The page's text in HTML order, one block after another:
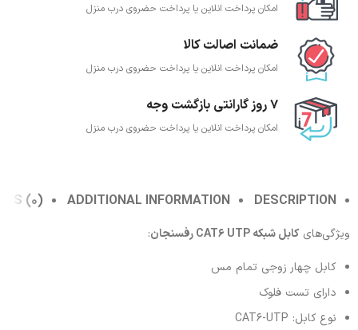
امکان پرداخت انلاین یا پرداخت حضروی درب منزل
ضمانت اصالت کالا
امکان پرداخت انلاین یا پرداخت حضروی درب منزل
7 روز گارانتی بازگشت وجه
امکان پرداخت انلاین یا پرداخت حضروی درب منزل
DESCRIPTION
ADDITIONAL INFORMATION
(0)
ویژگی‌هایکابل شبکه CAT6 UTP رفسنجان
:
کابل چهار زوجی تمام مس
دارای تست فلوک
نوع کابل: CAT6-UTP